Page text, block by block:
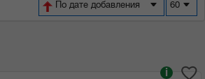
60
По дате добавления
i